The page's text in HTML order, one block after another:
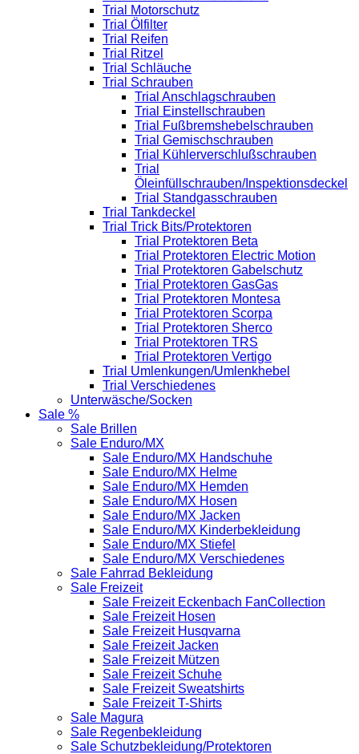
Trial Motorschutz
Trial Ölfilter
Trial Reifen
Trial Ritzel
Trial Schläuche
Trial Schrauben
Trial Anschlagschrauben
Trial Einstellschrauben
Trial Fußbremshebelschrauben
Trial Gemischschrauben
Trial Kühlerverschlußschrauben
Trial
Öleinfüllschrauben/Inspektionsdeckel
Trial Standgasschrauben
Trial Tankdeckel
Trial Trick Bits/Protektoren
Trial Protektoren Beta
Trial Protektoren Electric Motion
Trial Protektoren Gabelschutz
Trial Protektoren GasGas
Trial Protektoren Montesa
Trial Protektoren Scorpa
Trial Protektoren Sherco
Trial Protektoren TRS
Trial Protektoren Vertigo
Trial Umlenkungen/Umlenkhebel
Trial Verschiedenes
Unterwäsche/Socken
Sale %
Sale Brillen
Sale Enduro/MX
Sale Enduro/MX Handschuhe
Sale Enduro/MX Helme
Sale Enduro/MX Hemden
Sale Enduro/MX Hosen
Sale Enduro/MX Jacken
Sale Enduro/MX Kinderbekleidung
Sale Enduro/MX Stiefel
Sale Enduro/MX Verschiedenes
Sale Fahrrad Bekleidung
Sale Freizeit
Sale Freizeit Eckenbach FanCollection
Sale Freizeit Hosen
Sale Freizeit Husqvarna
Sale Freizeit Jacken
Sale Freizeit Mützen
Sale Freizeit Schuhe
Sale Freizeit Sweatshirts
Sale Freizeit T-Shirts
Sale Magura
Sale Regenbekleidung
Sale Schutzbekleidung/Protektoren